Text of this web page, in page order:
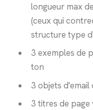
longueur max
(ceux qui
structure type
3 exemples de
ton
3 objets d'email
3 titres de